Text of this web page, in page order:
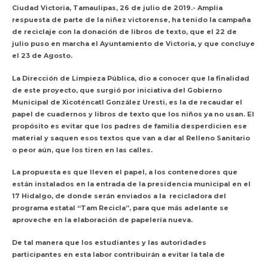
Ciudad Victoria, Tamaulipas, 26 de julio de 2019.- Amplia
respuesta de parte de la niñez victorense, ha tenido la campaña
de reciclaje con la donación de libros de texto, que el 22 de
julio puso en marcha el Ayuntamiento de Victoria, y que concluye
el 23 de Agosto.
La Dirección de Limpieza Pública, dio a conocer que la finalidad
de este proyecto, que surgió por iniciativa del Gobierno
Municipal de Xicoténcatl González Uresti, es la de recaudar el
papel de cuadernos y libros de texto que los niños ya no usan. El
propósito es evitar que los padres de familia desperdicien ese
material y saquen esos textos que van a dar al Relleno Sanitario
o peor aún, que los tiren en las calles.
La propuesta es que lleven el papel, a los contenedores que
están instalados en la entrada de la presidencia municipal en el
17 Hidalgo, de donde serán enviados a la recicladora del
programa estatal “Tam Recicla”, para que más adelante se
aproveche en la elaboración de papelería nueva.
De tal manera que los estudiantes y las autoridades
participantes en esta labor contribuirán a evitar la tala de